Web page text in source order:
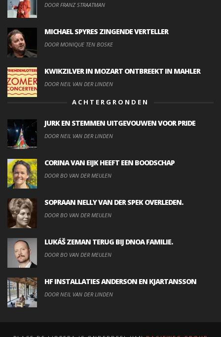
DOOR FRANZ STRAATMAN
MICHAEL SPYRES ZINGENDE VERTELLER
DOOR MONIQUE TEN BOSKE
KWIKZILVER IN MOZART ONTBREEKT IN MAHLER
DOOR NEIL VAN DER LINDEN
ACHTERGRONDEN
JURK EN STEMMEN UITGEVOUWEN VOOR PRIDE
DOOR NEIL VAN DER LINDEN
CORINA VAN EIJK HEEFT EEN BOODSCHAP
DOOR BO VAN DER MEULEN
SOPRAAN NELLY VAN DER SPEK OVERLEDEN.
DOOR BO VAN DER MEULEN
LUKÁŠ ZEMAN TERUG BIJ DNOA FAMILIE.
DOOR BO VAN DER MEULEN
HF INSTALLATIES ANDERSON EN KJARTANSSON
DOOR NEIL VAN DER LINDEN